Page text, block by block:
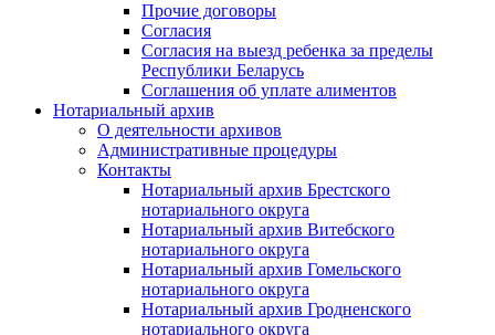
Прочие договоры
Согласия
Согласия на выезд ребенка за пределы
Республики Беларусь
Соглашения об уплате алиментов
Нотариальный архив
О деятельности архивов
Административные процедуры
Контакты
Нотариальный архив Брестского
нотариального округа
Нотариальный архив Витебского
нотариального округа
Нотариальный архив Гомельского
нотариального округа
Нотариальный архив Гродненского
нотариального округа